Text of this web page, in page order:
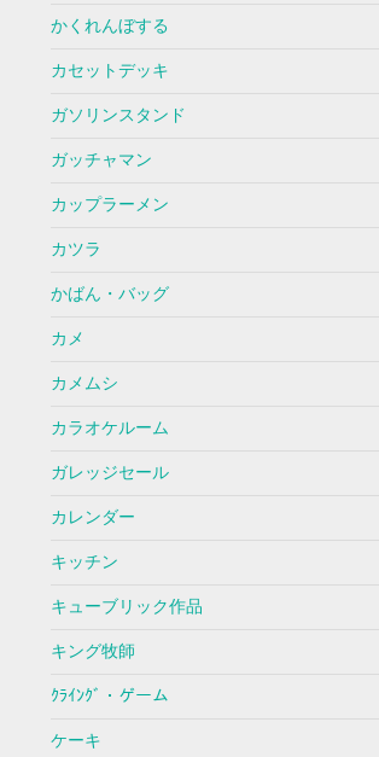
かくれんぼする
カセットデッキ
ガソリンスタンド
ガッチャマン
カップラーメン
カツラ
かばん・バッグ
カメ
カメムシ
カラオケルーム
ガレッジセール
カレンダー
キッチン
キューブリック作品
キング牧師
ｸﾗｲﾝｸﾞ・ゲーム
ケーキ